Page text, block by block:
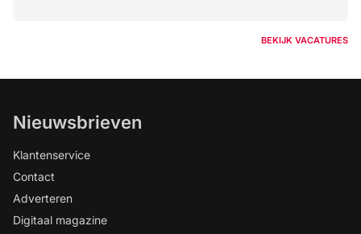
BEKIJK VACATURES
Nieuwsbrieven
Klantenservice
Contact
Adverteren
Digitaal magazine